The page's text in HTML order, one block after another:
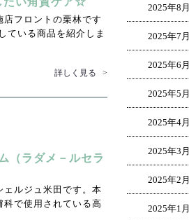
フロントの栗林です
ている商品を紹介しま
詳しく見る >
（ラダメ－ルセラ
ェルジュ米田です。本
科で使用されている高
2025年8月
2025年7月
2025年6月
2025年5月
2025年4月
2025年3月
2025年2月
2025年1月